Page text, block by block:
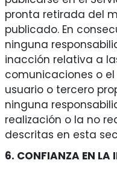
pronta retirada del
publicado. En
ninguna
inacción relativa a
comunicaciones o
usuario o tercero
ninguna
realización o la no
descritas en esta
6. CONFIANZA EN LA